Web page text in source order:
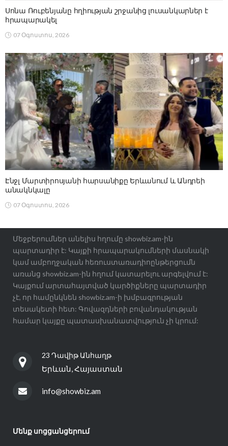
Սոնա Ռուբենյանը հղիության շրջանից լուսանկարներ է
հրապարակել
07 Օգոստոս, 2026
Էնջլ Մարտիրոսյանի հարսանիքը Երևանում և Անդրեի
անակնկալը
07 Օգոստոս, 2026
Մեջբերումներ անելիս հղումը showbiz.am-ին
պարտադիր է: Կայքի հրապարակումների մասնակի
կամ ամբողջական հեռուստառադիոընթերցումն
առանց showbiz.am-ին հղում կատարելու արգելվում է:
Կայքում արտահայտված կարծիքները պարտադիր
չէ, որ համընկնեն showbiz.am-ի խմբագրության
տեսակետի հետ: Գովազդների բովանդակության
համար կայքը պատասխանատվություն չի կրում:
23 Դավիթ Անհաղթ
Երևան, Հայաստան
info@showbiz.am
Մենք սոցցանցերում